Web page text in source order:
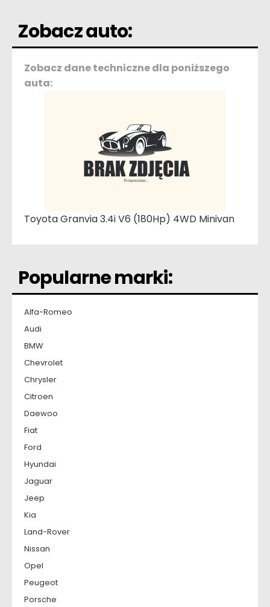
Zobacz auto:
Zobacz dane techniczne dla poniższego
auta:
Toyota Granvia 3.4i V6 (180Hp) 4WD Minivan
Popularne marki:
Alfa-Romeo
Audi
BMW
Chevrolet
Chrysler
Citroen
Daewoo
Fiat
Ford
Hyundai
Jaguar
Jeep
Kia
Land-Rover
Nissan
Opel
Peugeot
Porsche